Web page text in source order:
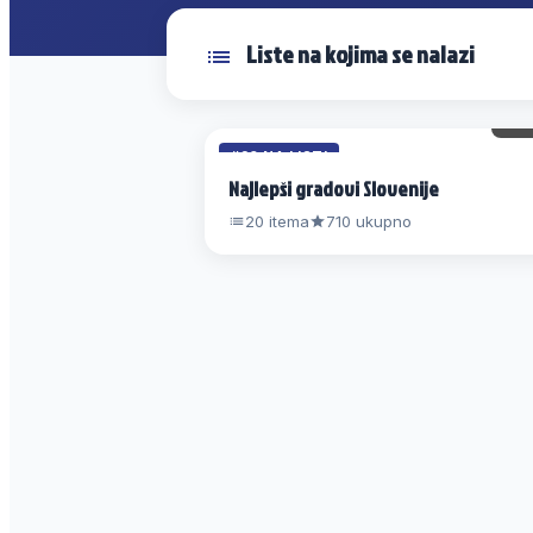
Liste na kojima se nalazi
#20 NA LISTI
Najlepši gradovi Slovenije
20 itema 710 ukupno